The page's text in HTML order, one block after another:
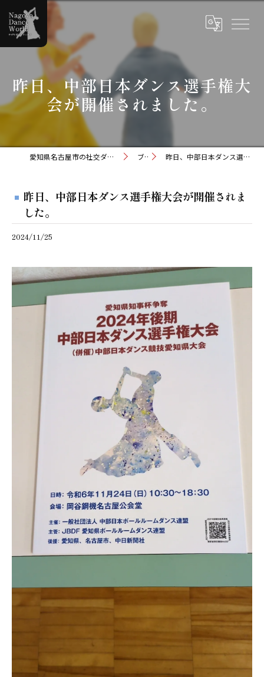
昨日、中部日本ダンス選手権大
会が開催されました。
愛知県名古屋市の社交ダンスならナゴヤダンスワールド ブログ 昨日、中部日本ダンス選手権大会が開催されました。
昨日、中部日本ダンス選手権大会が開催されま
した。
2024/11/25